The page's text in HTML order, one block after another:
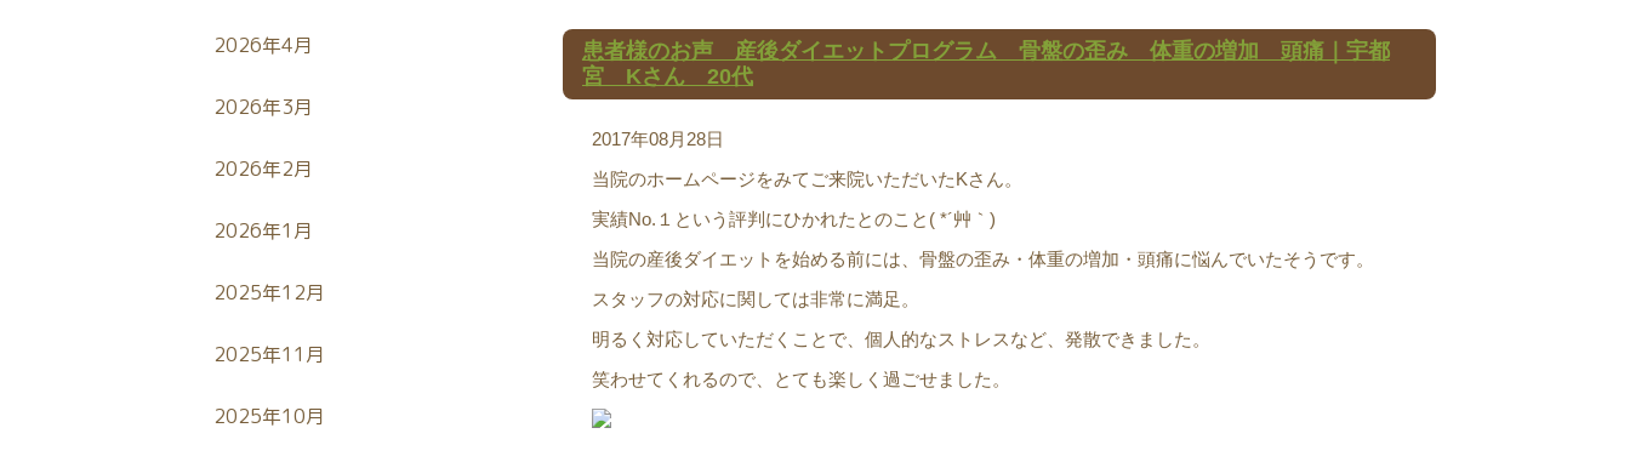
患者様のお声 産後ダイエットプログラム 骨盤の歪み 体重の増加 頭痛｜宇都
宮 Kさん 20代
2017年08月28日
当院のホームページをみてご来院いただいたKさん。
実績No.１という評判にひかれたとのこと( *´艸｀)
当院の産後ダイエットを始める前には、骨盤の歪み・体重の増加・頭痛に悩んでいたそうです。
スタッフの対応に関しては非常に満足。
明るく対応していただくことで、個人的なストレスなど、発散できました。
笑わせてくれるので、とても楽しく過ごせました。
2026年4月
2026年3月
2026年2月
2026年1月
2025年12月
2025年11月
2025年10月